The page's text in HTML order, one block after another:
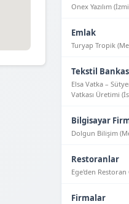
Onex Yazılım
Emlak
Turyap Tropik
Tekstil
Elsa Vatka –
Vatkası Üretimi
Bilgisayar
Dolgun Bilişim
Restoranlar
Ege'den
Firmalar